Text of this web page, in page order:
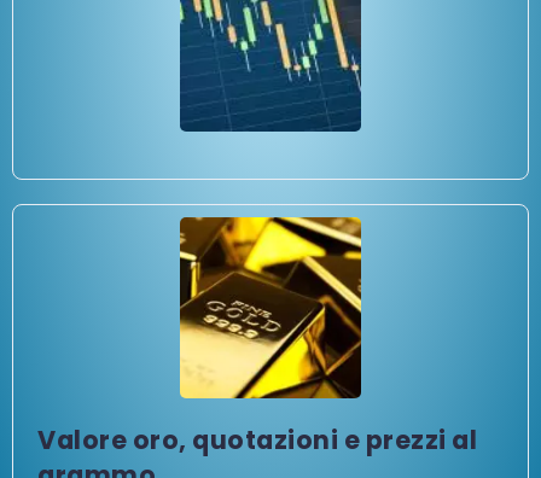
Valore oro, quotazioni e prezzi al